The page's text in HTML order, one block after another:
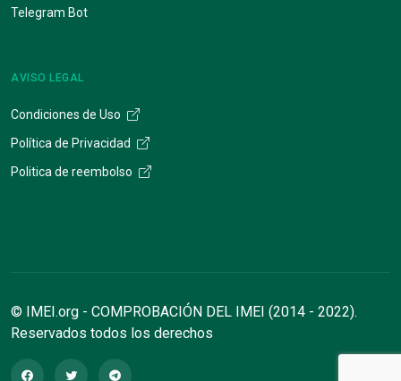
Telegram Bot
AVISO LEGAL
Condiciones de Uso
Política de Privacidad
Politica de reembolso
© IMEI.org - COMPROBACIÓN DEL IMEI (2014 - 2022).
Reservados todos los derechos